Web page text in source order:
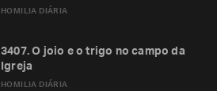
HOMILIA DIÁRIA
HOMILIA DIÁRIA
3407. O joio e o trigo no campo da
Igreja